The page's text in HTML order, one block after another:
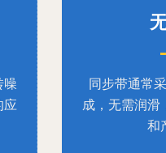
噪
应
同步带通常
成，无需润滑
和